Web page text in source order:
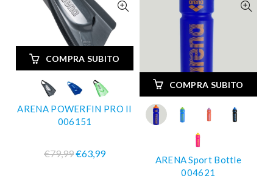
COMPRA SUBITO
ARENA POWERFIN PRO II
006151
€79,99€63,99
COMPRA SUBITO
ARENA Sport Bottle
004621